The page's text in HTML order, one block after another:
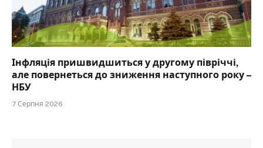
Інфляція пришвидшиться у другому півріччі,
але повернеться до зниження наступного року –
НБУ
7 Серпня 2026